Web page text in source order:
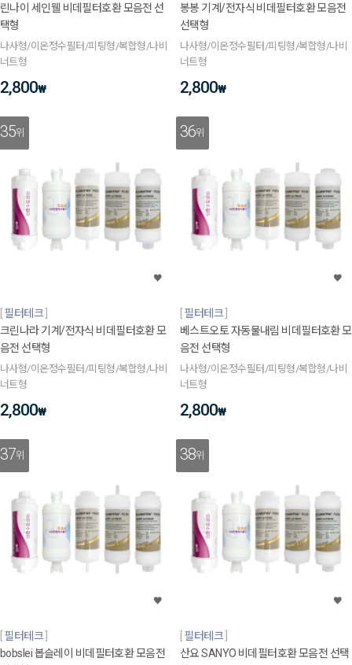
린나이 세인웰 비데필터호환 모음전 선
택형
나사형/이온정수필터/피팅형/복합형/나비
너트형
2,800₩
봉봉 기계/전자식 비데필터호환 모음전
선택형
나사형/이온정수필터/피팅형/복합형/나비
너트형
2,800₩
35위
필터테크
크린나라 기계/전자식 비데필터호환 모
음전 선택형
나사형/이온정수필터/피팅형/복합형/나비
너트형
2,800₩
36위
필터테크
베스트오토 자동물내림 비데필터호환 모
음전 선택형
나사형/이온정수필터/피팅형/복합형/나비
너트형
2,800₩
37위
필터테크
bobslei 봅슬레이 비데필터호환 모음전
38위
필터테크
산요 SANYO 비데필터호환 모음전 선택